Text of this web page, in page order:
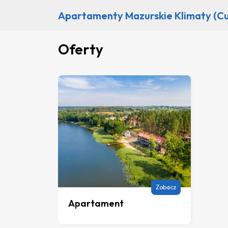
Apartamenty Mazurskie Klimaty
Oferty
Apartament
Zobacz